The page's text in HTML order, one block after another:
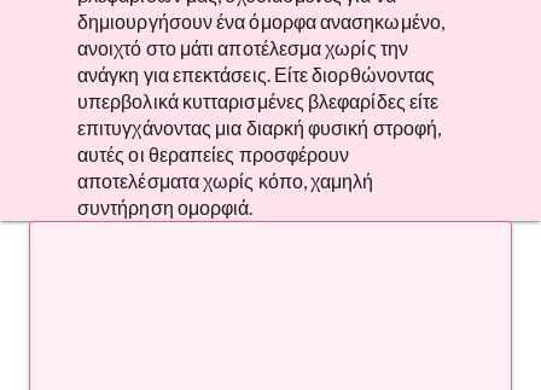
δημιουργήσουν ένα όμορφα ανασηκωμένο,
ανοιχτό στο μάτι αποτέλεσμα χωρίς την
ανάγκη για επεκτάσεις. Είτε διορθώνοντας
υπερβολικά κυτταρισμένες βλεφαρίδες είτε
επιτυγχάνοντας μια διαρκή φυσική στροφή,
αυτές οι θεραπείες προσφέρουν
αποτελέσματα χωρίς κόπο, χαμηλή
συντήρηση ομορφιά.